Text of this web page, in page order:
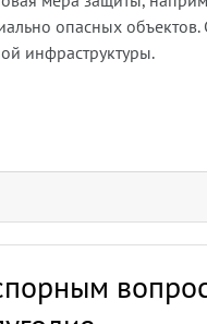
опасных
инфраструктуры.